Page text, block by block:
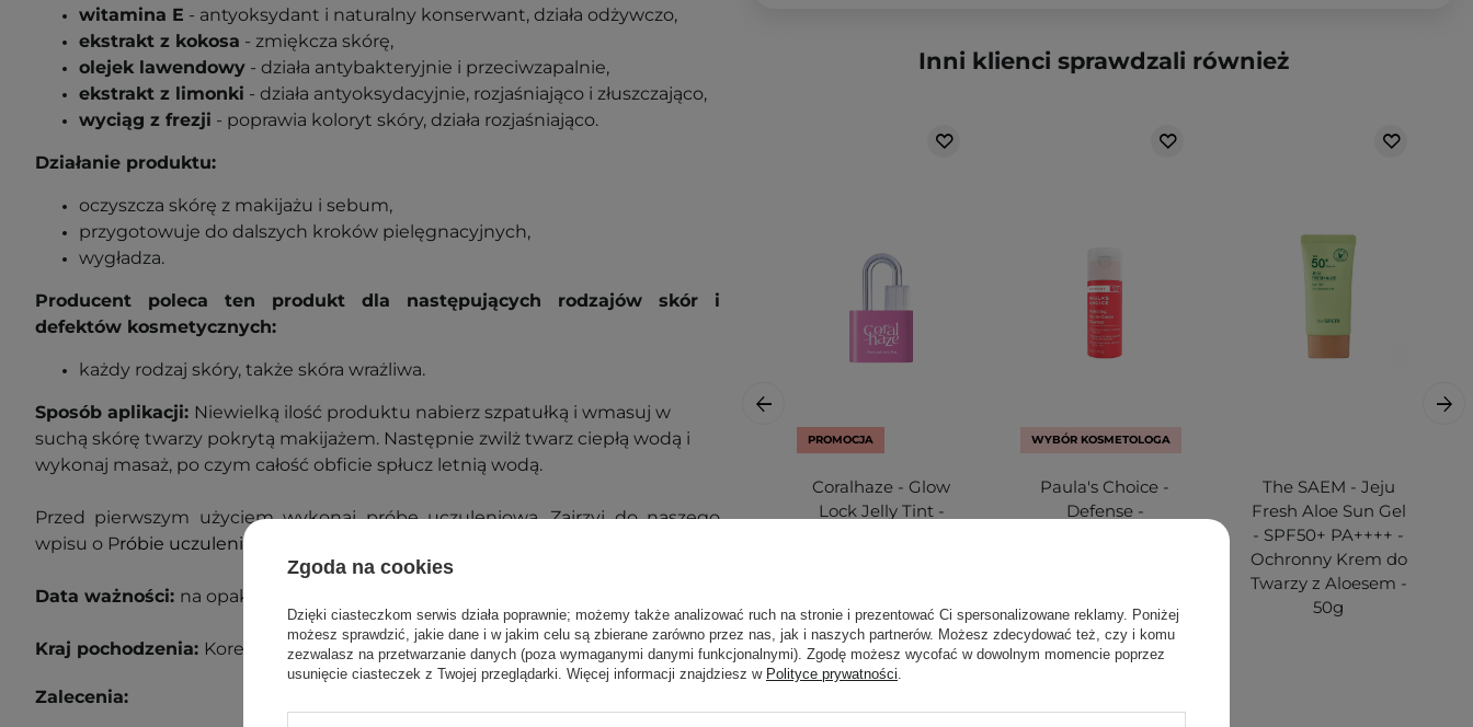
witamina E - antyoksydant i naturalny konserwant, działa odżywczo,
ekstrakt z kokosa - zmiękcza skórę,
olejek lawendowy - działa antybakteryjnie i przeciwzapalnie,
ekstrakt z limonki - działa antyoksydacyjnie, rozjaśniająco i złuszczająco,
wyciąg z frezji - poprawia koloryt skóry, działa rozjaśniająco.
Działanie produktu:
oczyszcza skórę z makijażu i sebum,
przygotowuje do dalszych kroków pielęgnacyjnych,
wygładza.
Producent poleca ten produkt dla następujących rodzajów skór i
defektów kosmetycznych:
każdy rodzaj skóry, także skóra wrażliwa.
Sposób aplikacji: Niewielką ilość produktu nabierz szpatułką i wmasuj w
suchą skórę twarzy pokrytą makijażem. Następnie zwilż twarz ciepłą wodą i
wykonaj masaż, po czym całość obficie spłucz letnią wodą.
Przed pierwszym użyciem wykonaj próbę uczuleniową. Zajrzyj do naszego
wpisu o Próbie uczuleniowej
Data ważności: na opakowaniu.
Kraj pochodzenia: Korea Południowa
Zalecenia:
Inni klienci sprawdzali również
PROMOCJA
Coralhaze - Glow
Lock Jelly Tint -
WYBÓR KOSMETOLOGA
Paula's Choice -
Defense -
Myjący - 30ml
The SAEM - Jeju
Fresh Aloe Sun Gel
- SPF50+ PA++++ -
Ochronny Krem do
Twarzy z Aloesem -
50g
Zgoda na cookies
Dzięki ciasteczkom serwis działa poprawnie; możemy także analizować ruch na stronie i prezentować Ci spersonalizowane reklamy. Poniżej
możesz sprawdzić, jakie dane i w jakim celu są zbierane zarówno przez nas, jak i naszych partnerów. Możesz zdecydować też, czy i komu
zezwalasz na przetwarzanie danych (poza wymaganymi danymi funkcjonalnymi). Zgodę możesz wycofać w dowolnym momencie poprzez
usunięcie ciasteczek z Twojej przeglądarki. Więcej informacji znajdziesz w Polityce prywatności